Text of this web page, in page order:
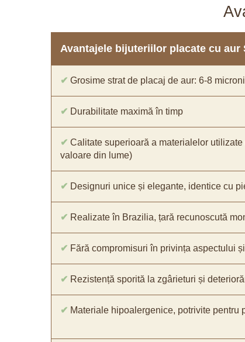
Avantajele bijuteriilor placate cu aur
✔ Grosime strat de placaj de aur: 6-8 microni
✔ Durabilitate maximă în timp
✔ Calitate superioară a materialelor
valoare din lume)
✔ Designuri unice și elegante, identice cu
✔ Realizate în Brazilia, țară recunoscută
✔ Fără compromisuri în privința aspectului
✔ Rezistență sporită la zgârieturi și
✔ Materiale hipoalergenice, potrivite pentru